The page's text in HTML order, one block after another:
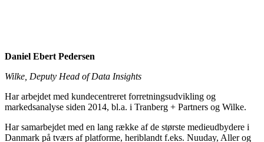
Daniel Ebert Pedersen
Wilke, Deputy Head of Data Insights
Har arbejdet med kundecentreret forretningsudvikling og
markedsanalyse siden 2014, bl.a. i Tranberg + Partners og Wilke.
Har samarbejdet med en lang række af de største medieudbydere i
Danmark på tværs af platforme, heriblandt f.eks. Nuuday, Aller og